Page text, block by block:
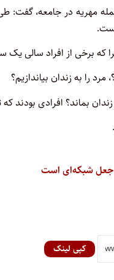
که برخی از افراد سالی
را به زندان بیاندازیم؟
که تا ۴ سال بیشتر در حبس
جعل شبکه‌ای است
کپی لینک